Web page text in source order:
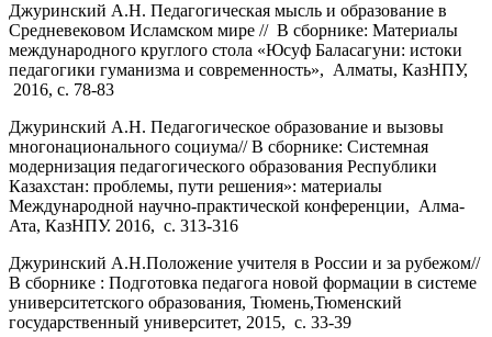
Джуринский А.Н. Педагогическая мысль и образование в
Средневековом Исламском мире // В сборнике: Материалы
международного круглого стола «Юсуф Баласагуни: истоки
педагогики гуманизма и современность», Алматы, КазНПУ,
2016, с. 78-83
Джуринский А.Н. Педагогическое образование и вызовы
многонационального социума// В сборнике: Системная
модернизация педагогического образования Республики
Казахстан: проблемы, пути решения»: материалы
Международной научно-практической конференции, Алма-
Ата, КазНПУ. 2016, с. 313-316
Джуринский А.Н.Положение учителя в России и за рубежом//
В сборнике : Подготовка педагога новой формации в системе
университетского образования, Тюмень,Тюменский
государственный университет, 2015, с. 33-39